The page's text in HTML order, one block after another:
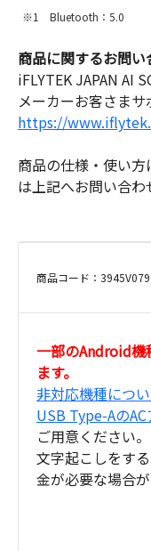
※1 Bluetooth：5.0
商品に関するお問い
iFLYTEK JAPAN AI
メーカーお客さまサ
https://
商品の仕様・使い
は上記へお問い合わ
商品コード：3945V079
一部のAndroid機
ます。
非対応機種につ
USB Type-Aの
ご用意ください。
文字起こしをす
金が必要な場合が